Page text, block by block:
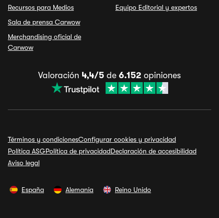
Recursos para Medios
Sala de prensa Carwow
Merchandising oficial de
Carwow
Equipo Editorial y expertos
Valoración 4,4/5 de 6.152 opiniones
Términos y condicionesConfigurar cookies y privacidad
Política ASGPolítica de privacidadDeclaración de accesibilidad
Aviso legal
España Alemania Reino Unido